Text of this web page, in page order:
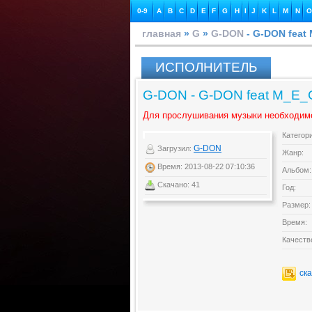
0-9 A B C D E F G H I J K L M N O
главная » G » G-DON - G-DON feat
ИСПОЛНИТЕЛЬ
G-DON - G-DON feat
Для прослушивания музыки
Загрузил: G-DON
Время: 2013-08-22 07:10:36
Скачано: 41
Жанр:
Альбом:
Год:
Размер:
Время: